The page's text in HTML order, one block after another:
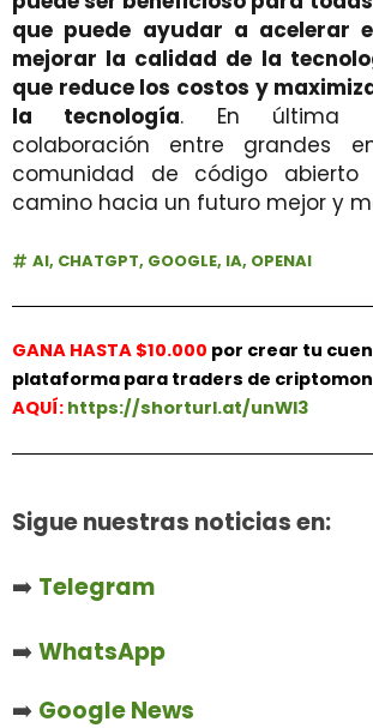
que puede ayudar a acelerar
mejorar la calidad de la
que reduce los costos y
la tecnología. En última
colaboración entre grandes
comunidad de código
camino hacia un futuro mejor y
AI, CHATGPT, GOOGLE, IA, OPENAI
GANA HASTA $10.000 por crear tu
plataforma para traders de
AQUÍ: https://shorturl.at/unWl3
Sigue nuestras noticias en:
➡️ Telegram
➡️WhatsApp
➡️ Google News